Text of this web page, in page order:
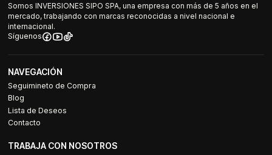
Somos INVERSIONES SIPO SPA, una empresa con más de 5 años en el
mercado, trabajando con marcas reconocidas a nivel nacional e
internacional.
Síguenos
NAVEGACIÓN
Seguimineto de Compra
Blog
Lista de Deseos
Contacto
TRABAJA CON NOSOTROS